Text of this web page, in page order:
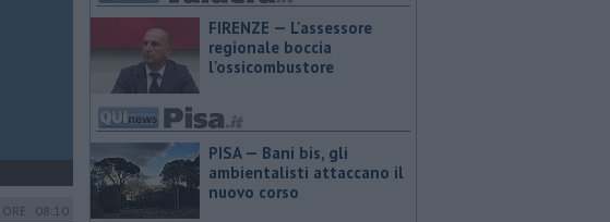
ORE 08:10
FIRENZE — L'assessore
regionale boccia
l'ossicombustore
PISA — Bani bis, gli
ambientalisti attaccano il
nuovo corso